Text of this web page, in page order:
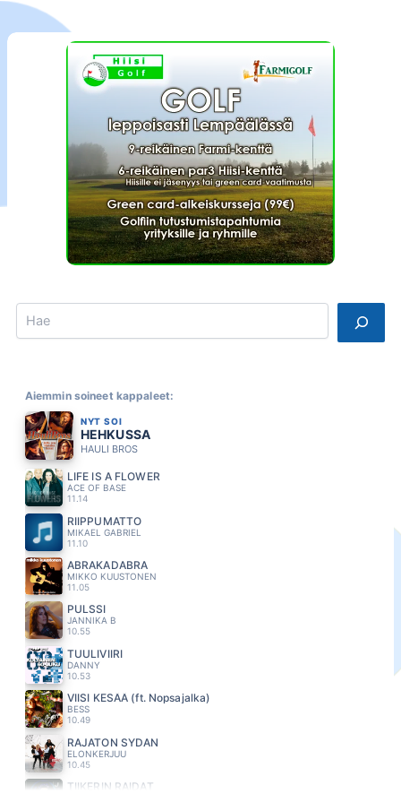
Search
Aiemmin soineet kappaleet:
NYT SOI
HEHKUSSA
HAULI BROS
LIFE IS A FLOWER
ACE OF BASE
11.14
RIIPPUMATTO
MIKAEL GABRIEL
11.10
ABRAKADABRA
MIKKO KUUSTONEN
11.05
PULSSI
JANNIKA B
10.55
TUULIVIIRI
DANNY
10.53
VIISI KESÄÄ (ft. Nopsajalka)
BESS
10.49
RAJATON SYDAN
ELONKERJUU
10.45
TIIKERIN RAIDAT